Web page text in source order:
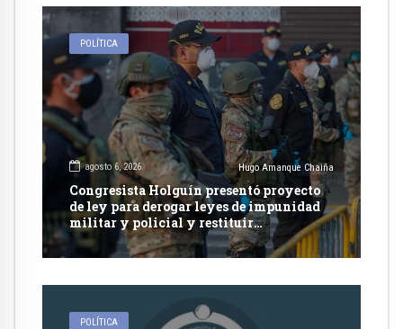
POLÍTICA
agosto 6, 2026 Hugo Amanque Chaiña
Congresista Holguín presentó proyecto
de ley para derogar leyes de impunidad
militar y policial y restituir
competencia de justicia ordinaria
POLÍTICA